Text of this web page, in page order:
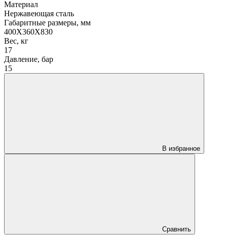
Материал
Нержавеющая сталь
Габаритные размеры, мм
400X360X830
Вес, кг
17
Давление, бар
15
В избранное
Сравнить